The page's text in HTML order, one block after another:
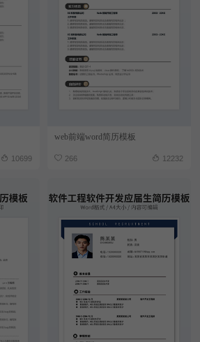
10699
web前端word简历模板
266 12232